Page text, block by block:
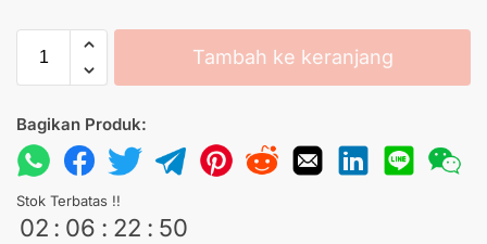
Tambah ke keranjang
Bagikan Produk:
Stok Terbatas !!
02 : 06 : 22 : 50